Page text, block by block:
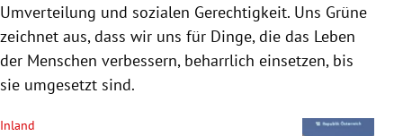
Umverteilung und sozialen Gerechtigkeit. Uns Grüne
zeichnet aus, dass wir uns für Dinge, die das Leben
der Menschen verbessern, beharrlich einsetzen, bis
sie umgesetzt sind.
Inland